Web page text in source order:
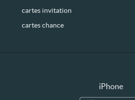
cartes invitation
cartes chance
iPhone